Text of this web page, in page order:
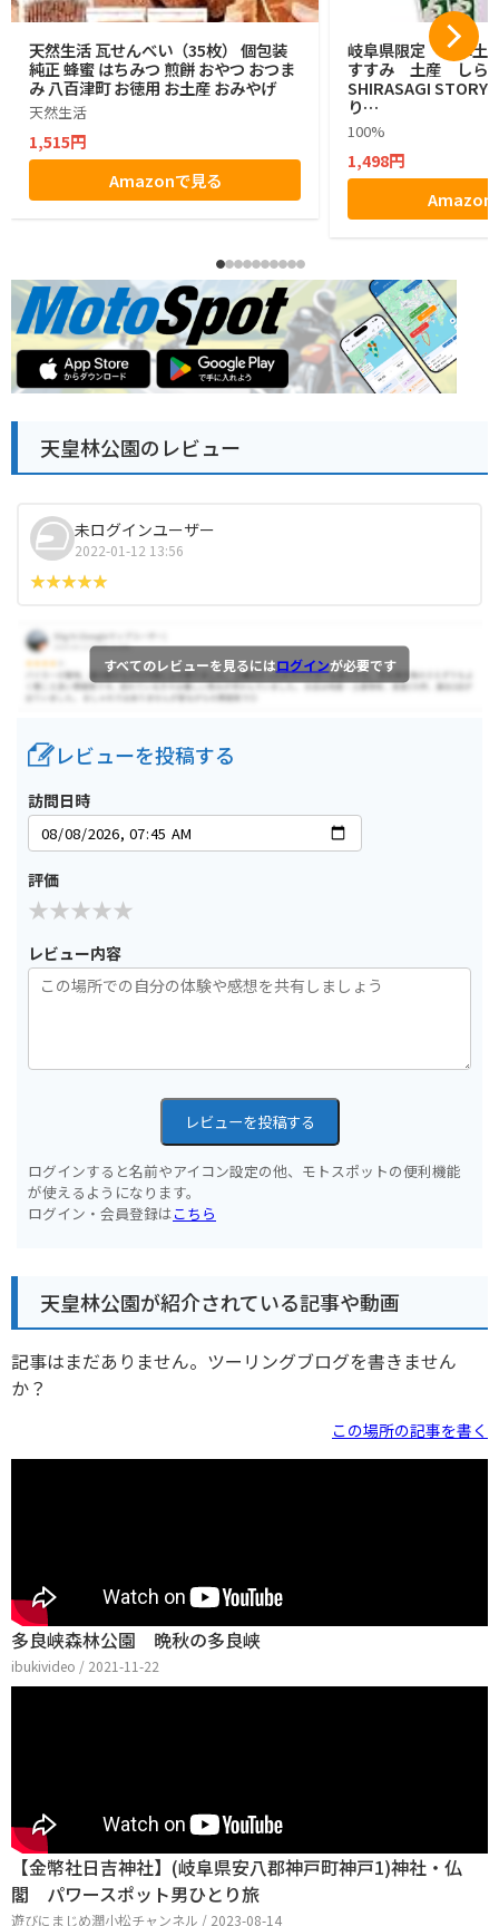
天然生活 瓦せんべい（35枚） 個包装
純正 蜂蜜 はちみつ 煎餅 おやつ おつま
み 八百津町 お徳用 お土産 おみやげ
天然生活
1,515円
Amazonで見る
岐阜県限定 岐阜
すすみ 土産 し
SHIRASAGI
り…
100%
1,498円
Amazon
天皇林公園のレビュー
未ログインユーザー
2022-01-12 13:56
すべてのレビューを見るにはログインが必要です
レビューを投稿する
訪問日時
評価
レビュー内容
レビューを投稿する
ログインすると名前やアイコン設定の他、モトスポットの便利機能
が使えるようになります。
ログイン・会員登録はこちら
天皇林公園が紹介されている記事や動画
記事はまだありません。ツーリングブログを書きません
か？
この場所の記事を書く
多良峡森林公園 晩秋の多良峡
ibukivideo / 2021-11-22
【金幣社日吉神社】(岐阜県安八郡神戸町神戸1)神社・仏
閣 パワースポット男ひとり旅
遊びにまじめ潤小松チャンネル / 2023-08-14